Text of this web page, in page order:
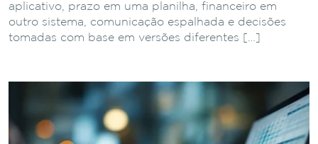
aplicativo, prazo em uma planilha, financeiro em
outro sistema, comunicação espalhada e decisões
tomadas com base em versões diferentes […]